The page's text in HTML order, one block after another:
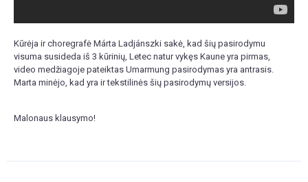
Kūrėja ir choregrafė Márta Ladjánszki sakė, kad šių pasirodymu
visuma susideda iš 3 kūrinių, Letec natur vykęs Kaune yra pirmas,
video medžiagoje pateiktas Umarmung pasirodymas yra antrasis.
Marta minėjo, kad yra ir tekstilinės šių pasirodymų versijos.
Malonaus klausymo!